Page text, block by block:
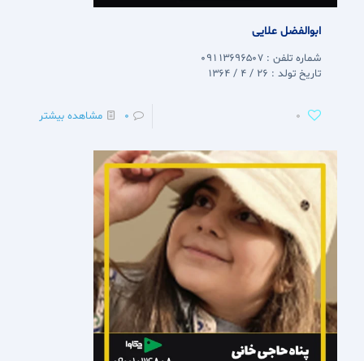
ابوالفضل علایی
شماره تلفن : 09113696507
تاریخ تولد : 26 / 4 / 1364
0
0 مشاهده بیشتر